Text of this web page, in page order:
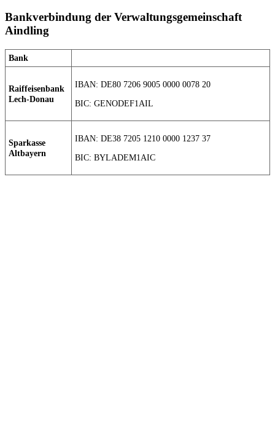
Bankverbindung der Verwaltungsgemeinschaft
Aindling
Bank
Raiffeisenbank
Lech-Donau
IBAN: DE80 7206 9005 0000 0078 20
BIC: GENODEF1AIL
Sparkasse
Altbayern
IBAN: DE38 7205 1210 0000 1237 37
BIC: BYLADEM1AIC